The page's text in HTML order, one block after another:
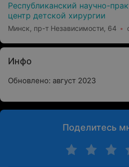
Республиканский научно-
центр детской хирургии
Минск, пр-т Независимости, 64
Инфо
Обновлено: август 2023
Поделитесь